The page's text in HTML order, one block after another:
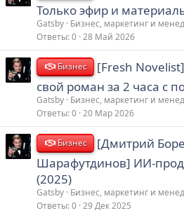
Только эфир и
Gatsby Бизнес, маркетинг и
Ответы 0 28 Май 2026
Бизнес
[Fresh
свой роман за 2 часа с
Gatsby Бизнес, маркетинг и
Ответы 0 20 Мар 2026
Бизнес
[Дмитрий
Шарафутдинов] ИИ-
(2025)
Gatsby Бизнес, маркетинг и
Ответы 0 29 Дек 2025